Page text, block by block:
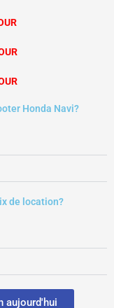
Honda Navi?
de location?
aujourd'hui